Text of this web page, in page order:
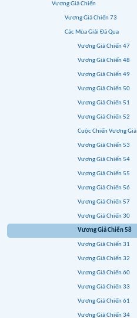
Vương Giả Chiến
Vương Giả Chiến 73
Các Mùa Giải Đã Qua
Vương Giả Chiến 47
Vương Giả Chiến 48
Vương Giả Chiến 49
Vương Giả Chiến 50
Vương Giả Chiến 51
Vương Giả Chiến 52
Cuộc Chiến Vương
Vương Giả Chiến 53
Vương Giả Chiến 54
Vương Giả Chiến 55
Vương Giả Chiến 56
Vương Giả Chiến 57
Vương Giả Chiến 30
Vương Giả Chiến 58
Vương Giả Chiến 31
Vương Giả Chiến 32
Vương Giả Chiến 60
Vương Giả Chiến 33
Vương Giả Chiến 61
Vương Giả Chiến 34